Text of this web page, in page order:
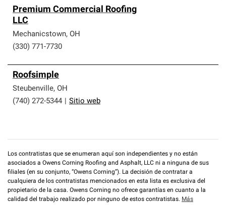
Premium Commercial Roofing
LLC
Mechanicstown, OH
(330) 771-7730
Roofsimple
Steubenville, OH
(740) 272-5344
Sitio web
Los contratistas que se enumeran aquí son independientes y no están
asociados a Owens Corning Roofing and Asphalt, LLC ni a ninguna de sus
filiales (en su conjunto, “Owens Corning”). La decisión de contratar a
cualquiera de los contratistas mencionados en esta lista es exclusiva del
propietario de la casa. Owens Corning no ofrece garantías en cuanto a la
calidad del trabajo realizado por ninguno de estos contratistas. Más